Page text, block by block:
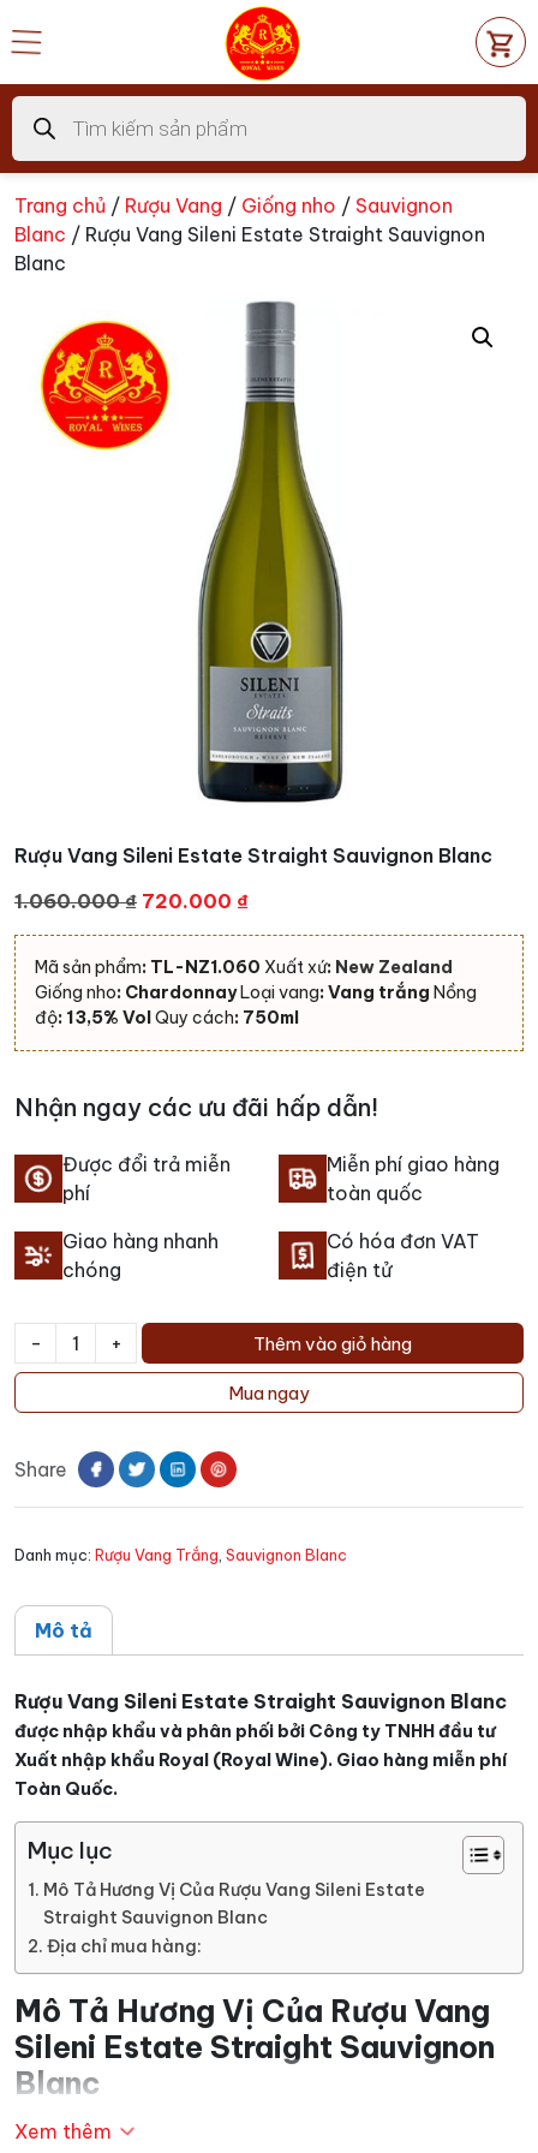
đến
dung
Tìm
kiếm
sản
phẩm
Trang chủ / Rượu Vang / Giống nho / Sauvignon
Blanc / Rượu Vang Sileni Estate Straight Sauvignon
Blanc
Rượu Vang Sileni Estate Straight Sauvignon Blanc
1.060.000₫ Giá
gốc
là:
1.060.000 ₫.
720.000 ₫Giá
hiện
tại
là:
720.000 ₫.
Mã sản phẩm: TL-NZ1.060 Xuất xứ: New Zealand
Giống nho: ChardonnayLoại vang: Vang trắng Nồng
độ: 13,5% VolQuy cách: 750ml
Nhận ngay các ưu đãi hấp dẫn!
Được đổi trả miễn
phí
Miễn phí giao hàng
toàn quốc
Giao hàng nhanh
chóng
Có hóa đơn VAT
điện tử
-
Rượu
Sileni
Straight
số
+ Thêm vào giỏ hàng
Mua ngay
Share
Danh mục: Rượu Vang Trắng, Sauvignon Blanc
Mô tả
Rượu Vang Sileni Estate Straight Sauvignon Blanc
được nhập khẩu và phân phối bởi Công ty TNHH đầu tư
Xuất nhập khẩu Royal (Royal Wine). Giao hàng miễn phí
Toàn Quốc.
Mục lục
Mô Tả Hương Vị Của Rượu Vang Sileni Estate
Straight Sauvignon Blanc
Địa chỉ mua hàng:
Mô Tả Hương Vị Của Rượu Vang
Sileni Estate Straight Sauvignon
Blanc
Nếu bạn là một tín đồ thưởng thức rượu vang trắng thì
Xem thêm